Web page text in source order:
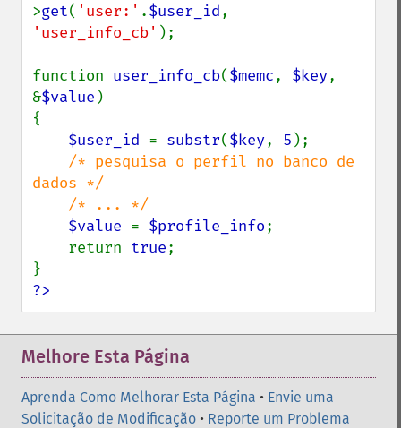
>get( 'user:' .$user_id
'user_info_cb' );
function user_info_cb($memc, $key,
&$value )
{
$user_id = substr($key, 5 );
/* pesquisa o perfil no banco de
dados */
$value = $profile_info;
    return
true;
?>
Melhore Esta Página
Aprenda Como Melhorar Esta Página • Envie uma
Solicitação de Modificação • Reporte um Problema